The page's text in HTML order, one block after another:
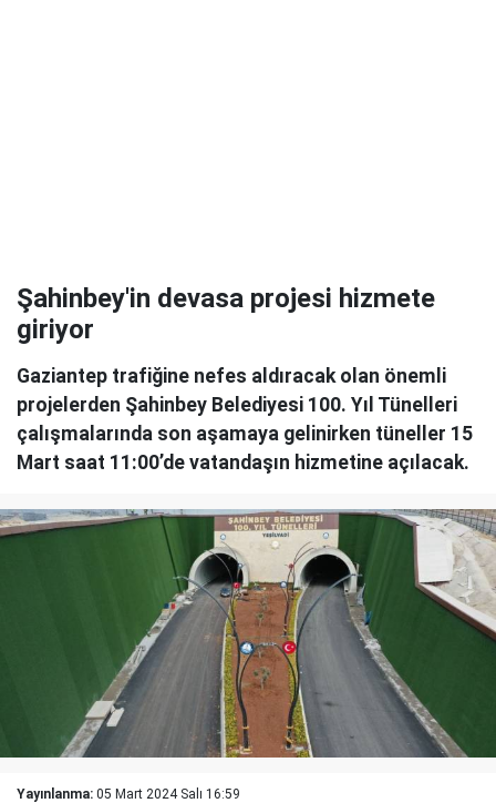
Şahinbey'in devasa projesi hizmete
giriyor
Gaziantep trafiğine nefes aldıracak olan önemli
projelerden Şahinbey Belediyesi 100. Yıl Tünelleri
çalışmalarında son aşamaya gelinirken tüneller 15
Mart saat 11:00’de vatandaşın hizmetine açılacak.
Yayınlanma: 05 Mart 2024 Salı 16:59